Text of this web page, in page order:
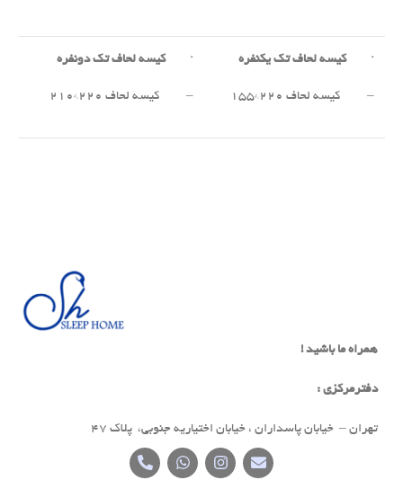
·کیسه لحاف تک یکنفره
– کیسه لحاف ۲۲۰*۱۵۵
·کیسه لحاف تک دونفره
– کیسه لحاف ۲۲۰*۲۱۰
همراه ما باشید !
دفترمرکزی :
تهران – خیابان پاسداران ، خیابان اختیاریه جنوبی، پلاک 47